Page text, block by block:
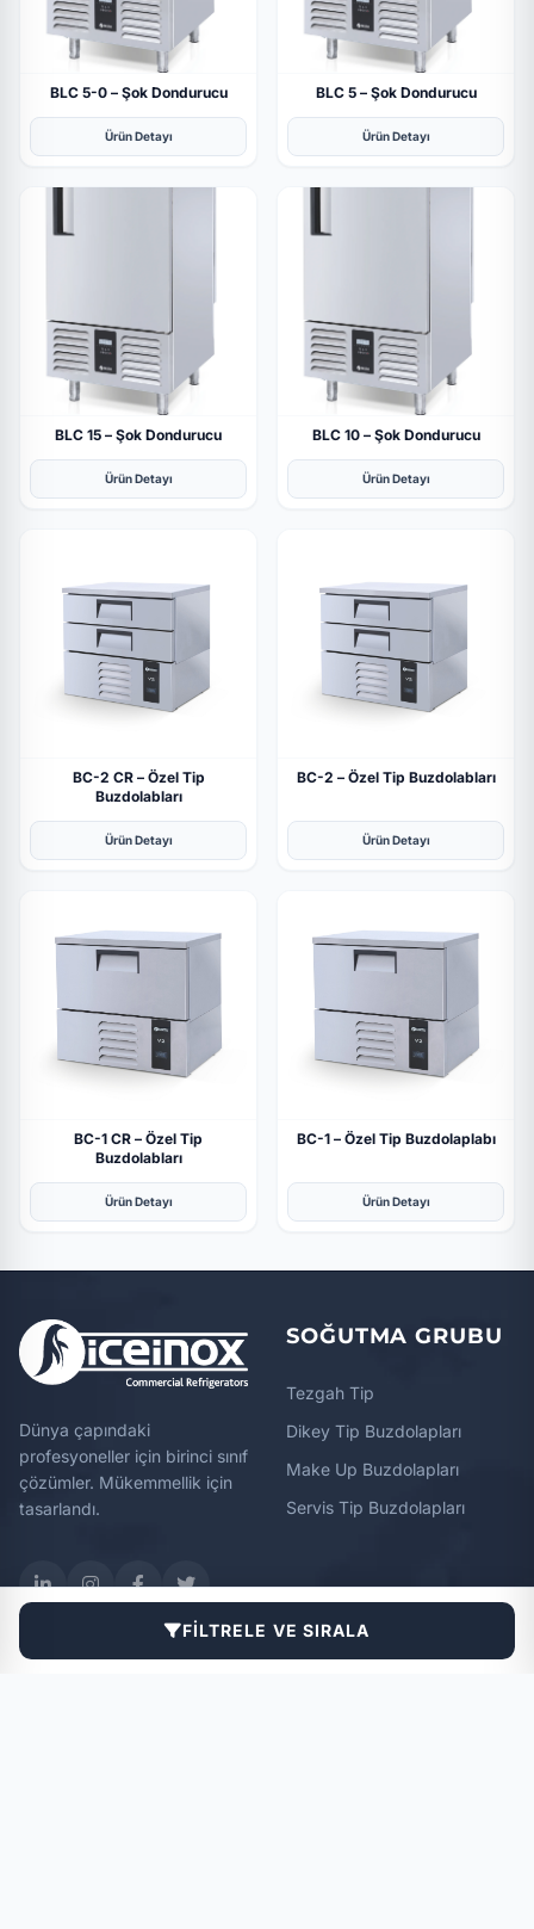
FILTRELE VE SIRALA
BLC 5-0 – Şok Dondurucu
Ürün Detayı
BLC 5 – Şok Dondurucu
Ürün Detayı
BLC 15 – Şok Dondurucu
Ürün Detayı
BLC 10 – Şok Dondurucu
Ürün Detayı
BC-2 CR – Özel Tip
Buzdolabları
Ürün Detayı
BC-2 – Özel Tip Buzdolabları
Ürün Detayı
BC-1 CR – Özel Tip
Buzdolabları
Ürün Detayı
BC-1 – Özel Tip Buzdolaplabı
Ürün Detayı
Dünya çapındaki
profesyoneller için birinci sınıf
çözümler. Mükemmellik için
tasarlandı.
SOĞUTMA GRUBU
Tezgah Tip
Dikey Tip Buzdolapları
Make Up Buzdolapları
Servis Tip Buzdolapları